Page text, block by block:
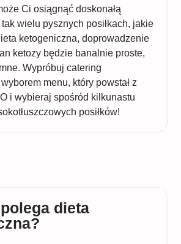
Ci osiągnąć doskonałą
wielu pysznych posiłkach, jakie
ketogeniczna, doprowadzenie
ketozy będzie banalnie proste,
Wypróbuj catering
menu, który powstał z
i wybieraj spośród kilkunastu
posiłków!
dieta